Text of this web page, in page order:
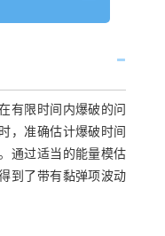
有限时间内爆破的问
，准确估计爆破时间
通过适当的能量模估
到了带有黏弹项波动